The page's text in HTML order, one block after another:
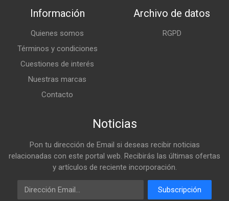
Información
Quienes somos
Términos y condiciones
Cuestiones de interés
Nuestras marcas
Contacto
Archivo de datos
RGPD
Noticias
Pon tu dirección de Email si deseas recibir noticias
relacionadas con este portal web. Recibirás las últimas ofertas
y artículos de reciente incorporación.
Email
Subscripción